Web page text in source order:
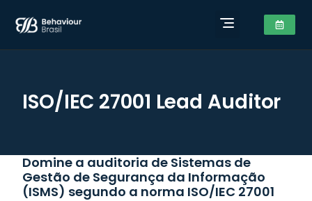
ISO/IEC 27001 Lead Auditor
Domine a auditoria de Sistemas de
Gestão de Segurança da Informação
(ISMS) segundo a norma ISO/IEC 27001